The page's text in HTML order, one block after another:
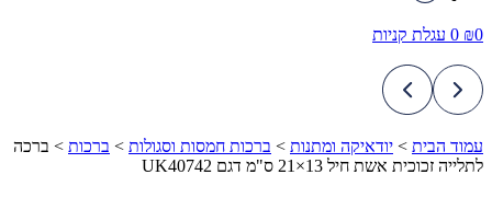
₪0
0 עגלת קניות
עמוד הבית > יודאיקה ומתנות > ברכות חמסות וסגולות > ברכות > ברכה
לתלייה זכוכית אשת חיל 13×21 ס"מ דגם UK40742